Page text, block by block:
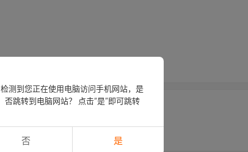
检测到您正在使用电脑访问手机网站，是
否跳转到电脑网站？ 点击“是”即可跳转
否 是